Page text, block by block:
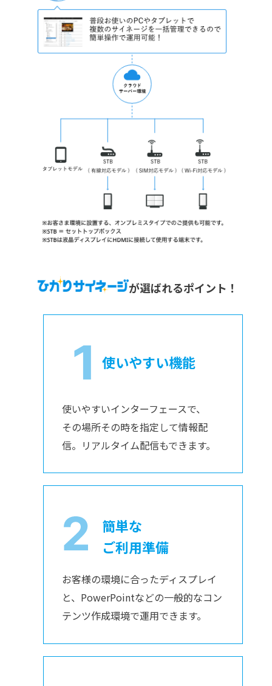
が選ばれるポイント！
使いやすい機能
使いやすいインターフェースで、
その場所その時を指定して情報配
信。リアルタイム配信もできます。
簡単な
ご利用準備
お客様の環境に合ったディスプレイ
と、PowerPointなどの一般的なコン
テンツ作成環境で運用できます。